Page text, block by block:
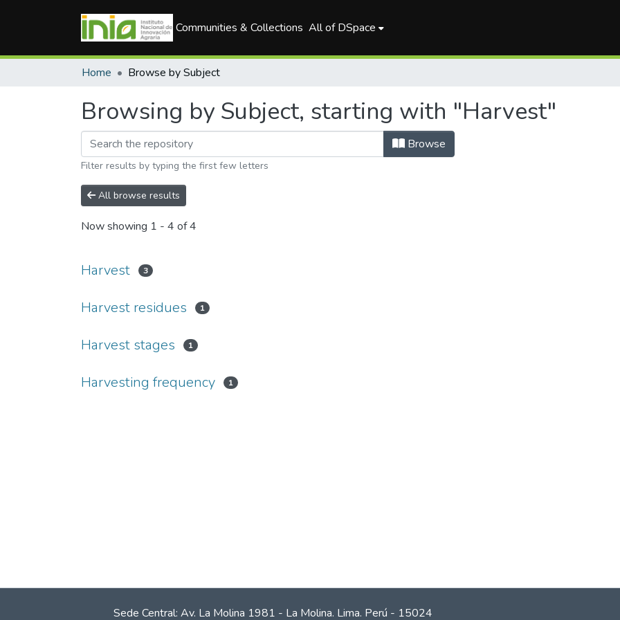
Communities & Collections All of DSpace
Home Browse by Subject
Browsing by Subject, starting with "Harvest"
Browse
Filter results by typing the first few letters
All browse results
Now showing 1 - 4 of 4
Harvest 3
Harvest residues 1
Harvest stages 1
Harvesting frequency 1
Sede Central: Av. La Molina 1981 - La Molina. Lima. Perú - 15024